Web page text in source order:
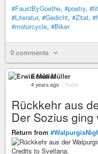
#FaustByGoethe, #poetry,
#Literatur, #Gedicht, #Zitat,
#motorcycle, #Biker
0 comments
Erwin Müller
4 years ago – Public
Rückkehr aus
Der Sozius ging
Return from
Credits to Svetlana.